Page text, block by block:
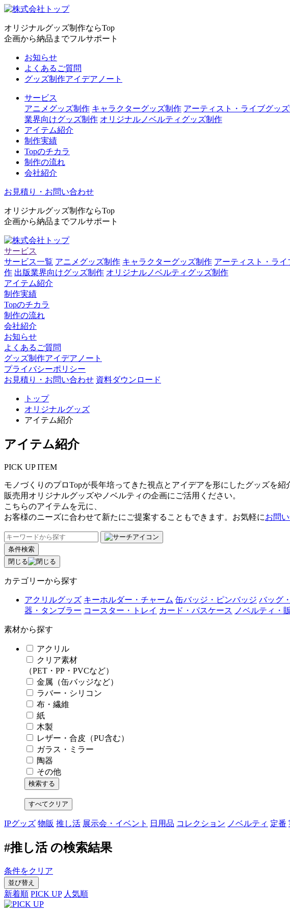
オリジナルグッズ制作ならTop
企画から納品までフルサポート
お知らせ
よくあるご質問
グッズ制作アイデアノート
サービス
アニメグッズ制作 キャラクターグッズ制作 アーティスト・ライブグッ
業界向けグッズ制作 オリジナルノベルティグッズ制作
アイテム紹介
制作実績
Topのチカラ
制作の流れ
会社紹介
お見積り・お問い合わせ
オリジナルグッズ制作ならTop
企画から納品までフルサポート
サービス
サービス一覧 アニメグッズ制作 キャラクターグッズ制作 アーティスト・ラ
作 出版業界向けグッズ制作 オリジナルノベルティグッズ制作
アイテム紹介
制作実績
Topのチカラ
制作の流れ
会社紹介
お知らせ
よくあるご質問
グッズ制作アイデアノート
プライバシーポリシー
お見積り・お問い合わせ 資料ダウンロード
トップ
オリジナルグッズ
アイテム紹介
アイテム紹介
PICK UP ITEM
モノづくりのプロTopが長年培ってきた視点とアイデアを形にしたグッズを紹
販売用オリジナルグッズやノベルティの企画にご活用ください。
こちらのアイテムを元に、
お客様のニーズに合わせて新たにご提案することもできます。お気軽にお問
条件検索
閉じる
カテゴリーから探す
アクリルグッズ キーホルダー・チャーム 缶バッジ・ピンバッジ バッグ
器・タンブラー コースター・トレイ カード・パスケース ノベルティ・
素材から探す
アクリル
クリア素材
（PET・PP・PVCなど）
金属（缶バッジなど）
ラバー・シリコン
布・繊維
紙
木製
レザー・合皮（PU含む）
ガラス・ミラー
陶器
その他
すべてクリア
IPグッズ 物販 推し活 展示会・イベント 日用品 コレクション ノベルティ 定番
#推し活 の検索結果
条件をクリア
並び替え
新着順 PICK UP 人気順